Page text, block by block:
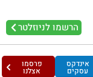
הרשמו לניוזלטר
אינדקס
עסקים
פרסמו
אצלנו